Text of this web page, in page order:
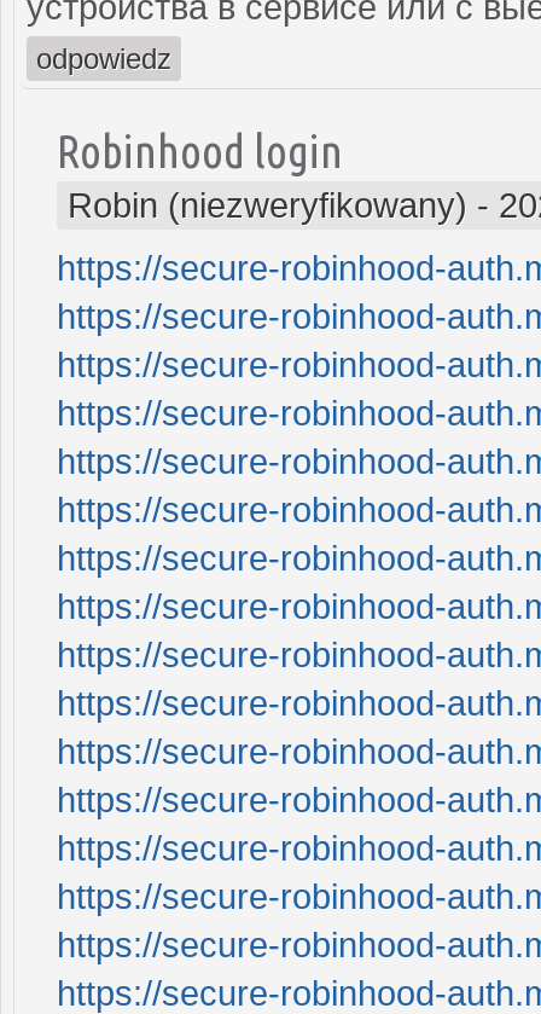
odpowiedz
Robinhood login
Robin (niezweryfikowany) -
https://secure-robinhood-
https://secure-robinhood-
https://secure-robinhood-
https://secure-robinhood-
https://secure-robinhood-
https://secure-robinhood-
https://secure-robinhood-
https://secure-robinhood-
https://secure-robinhood-
https://secure-robinhood-
https://secure-robinhood-
https://secure-robinhood-
https://secure-robinhood-
https://secure-robinhood-
https://secure-robinhood-
https://secure-robinhood-